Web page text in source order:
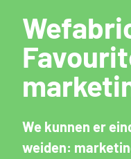
We kunnen er
weiden: